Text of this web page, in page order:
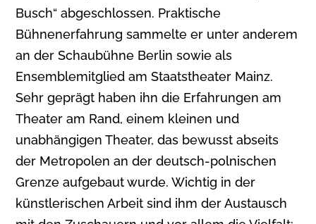
Busch“ abgeschlossen. Praktische
Bühnenerfahrung sammelte er unter anderem
an der Schaubühne Berlin sowie als
Ensemblemitglied am Staatstheater Mainz.
Sehr geprägt haben ihn die Erfahrungen am
Theater am Rand, einem kleinen und
unabhängigen Theater, das bewusst abseits
der Metropolen an der deutsch-polnischen
Grenze aufgebaut wurde. Wichtig in der
künstlerischen Arbeit sind ihm der Austausch